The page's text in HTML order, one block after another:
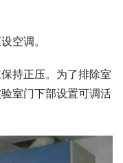
空调。
持正压。为了排除室
室门下部设置可调活